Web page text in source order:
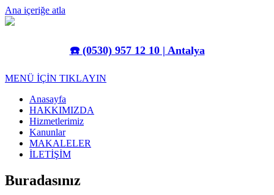
Ana içeriğe atla
☎️ (0530) 957 12 10 | Antalya
MENÜ İÇİN TIKLAYIN
Anasayfa
HAKKIMIZDA
Hizmetlerimiz
Kanunlar
MAKALELER
İLETİŞİM
Buradasınız